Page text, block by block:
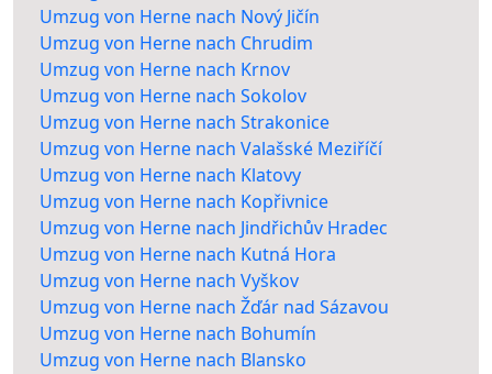
Umzug von Herne nach Nový Jičín
Umzug von Herne nach Chrudim
Umzug von Herne nach Krnov
Umzug von Herne nach Sokolov
Umzug von Herne nach Strakonice
Umzug von Herne nach Valašské Meziříčí
Umzug von Herne nach Klatovy
Umzug von Herne nach Kopřivnice
Umzug von Herne nach Jindřichův Hradec
Umzug von Herne nach Kutná Hora
Umzug von Herne nach Vyškov
Umzug von Herne nach Žďár nad Sázavou
Umzug von Herne nach Bohumín
Umzug von Herne nach Blansko